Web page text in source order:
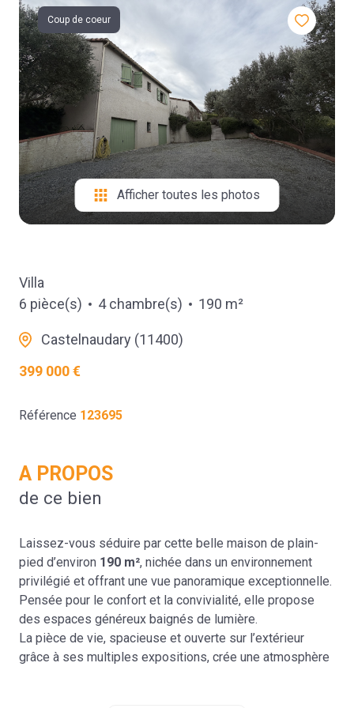
contact
Coup de coeur
Afficher toutes les photos
Villa
6 pièce(s)
4 chambre(s) 190 m²
Castelnaudary (11400)
399 000 €
Référence 123695
A PROPOS
de ce bien
Laissez-vous séduire par cette belle maison de plain-
pied d’environ 190 m², nichée dans un environnement
privilégié et offrant une vue panoramique exceptionnelle.
Pensée pour le confort et la convivialité, elle propose
des espaces généreux baignés de lumière.
La pièce de vie, spacieuse et ouverte sur l’extérieur
grâce à ses multiples expositions, crée une atmosphère